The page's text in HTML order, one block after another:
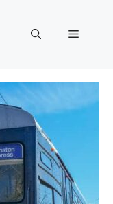
Menu